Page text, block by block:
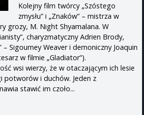
Kolejny film twórcy „Szóstego
zmysłu” i „Znaków” – mistrza w
grozy, M. Night Shyamalana. W
charyzmatyczny Adrien Brody,
Sigourney Weaver i demoniczny Joaquin
w filmie „Gladiator”).
wsi wierzy, że w otaczającym ich lesie
potworów i duchów. Jeden z
stawić im czoło...